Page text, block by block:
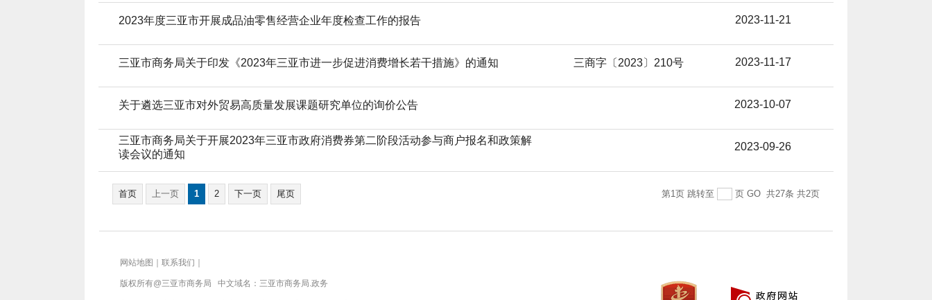
2023年度三亚市开展成品油零售经营企业年度检查工作的报告 2023-11-21
三亚市商务局关于印发《2023年三亚市进一步促进消费增长若干措施》的通知 三商字〔2023〕210号 2023-11-17
关于遴选三亚市对外贸易高质量发展课题研究单位的询价公告 2023-10-07
三亚市商务局关于开展2023年三亚市政府消费券第二阶段活动参与商户报名和政策解
读会议的通知
2023-09-26
首页 上一页 1 2 下一页 尾页 共2页
共27条
跳转至 页 GO
第1页
网站地图 联系我们
版权所有@三亚市商务局 中文域名：三亚市商务局.政务